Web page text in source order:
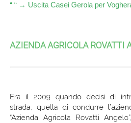
“ “ → Uscita Casei Gerola per
AZIENDA AGRICOLA ROVATTI
Era il 2009 quando decisi di
strada, quella di condurre
“Azienda Agricola Rovatti